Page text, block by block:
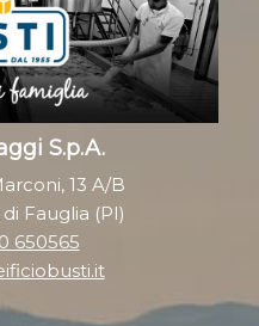
S.p.A.
13 A/B
Fauglia (PI)
650565